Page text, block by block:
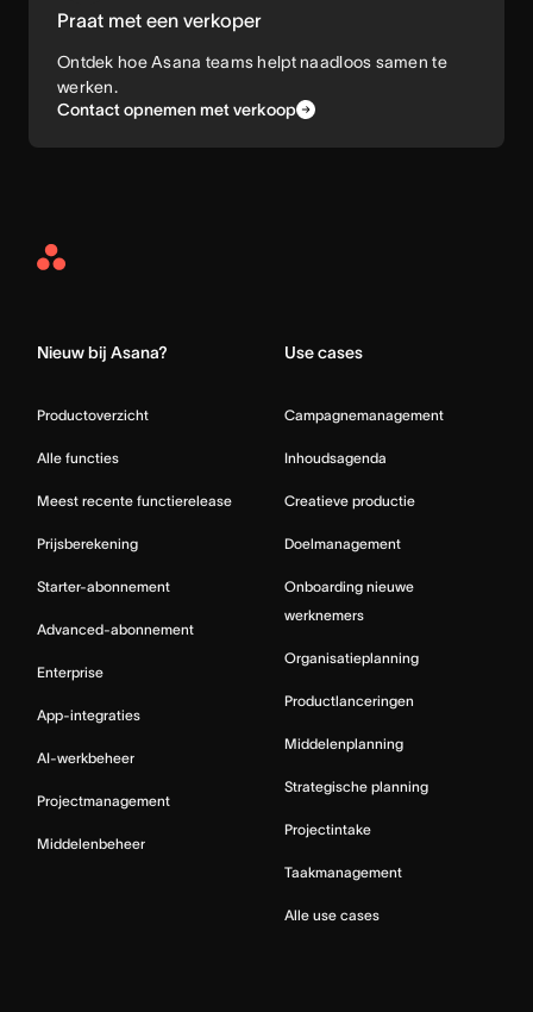
Praat met een verkoper
Ontdek hoe Asana teams helpt naadloos samen te
werken.
Contact opnemen met verkoop
Asana
Nieuw bij Asana?
Productoverzicht
Alle functies
Meest recente functierelease
Prijsberekening
Starter-abonnement
Advanced-abonnement
Enterprise
App-integraties
AI-werkbeheer
Projectmanagement
Middelenbeheer
Use cases
Campagnemanagement
Inhoudsagenda
Creatieve productie
Doelmanagement
Onboarding nieuwe
werknemers
Organisatieplanning
Productlanceringen
Middelenplanning
Strategische planning
Projectintake
Taakmanagement
Alle use cases